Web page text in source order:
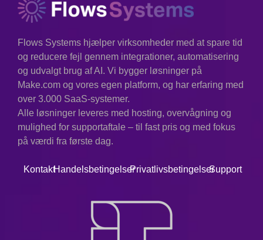
Flows Systems hjælper virksomheder med at spare tid
og reducere fejl gennem integrationer, automatisering
og udvalgt brug af AI. Vi bygger løsninger på
Make.com og vores egen platform, og har erfaring med
over 3.000 SaaS-systemer.
Alle løsninger leveres med hosting, overvågning og
mulighed for supportaftale – til fast pris og med fokus
på værdi fra første dag.
KontaktHandelsbetingelserPrivatlivsbetingelserSupport